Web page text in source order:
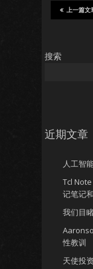
上一篇文
搜索
近期文章
人工智
Tcl
记笔记
我们目
性教训
天使投